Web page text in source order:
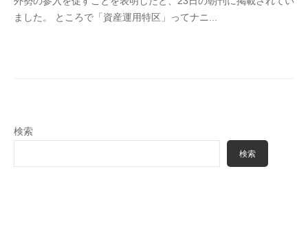
3
f
ました。 ところで「資産運用特区」ってナニ...
検索
検索